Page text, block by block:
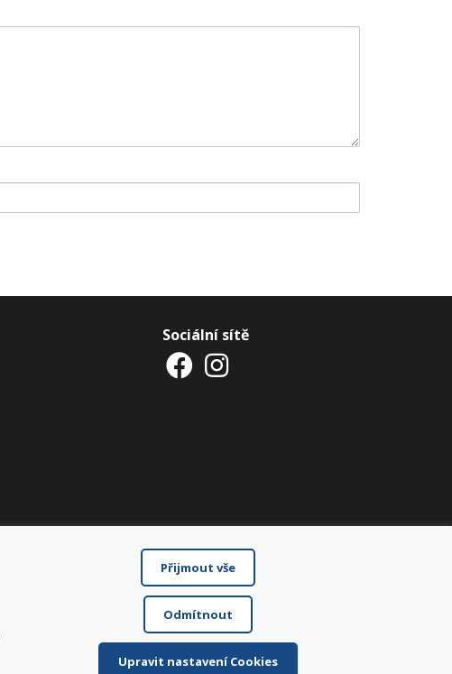
Sociální sítě
Přijmout vše
Odmítnout
Upravit nastavení Cookies